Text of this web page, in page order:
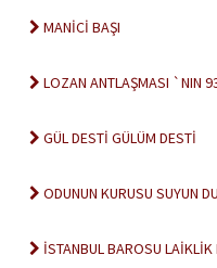
MANİCİ BAŞI
LOZAN ANTLAŞMASI `NIN
GÜL DESTİ GÜLÜM DESTİ
ODUNUN KURUSU SUYUN
İSTANBUL BAROSU LAİKLİK